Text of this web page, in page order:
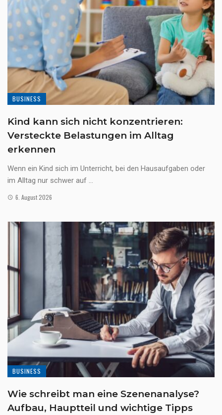
BUSINESS
Kind kann sich nicht konzentrieren:
Versteckte Belastungen im Alltag
erkennen
Wenn ein Kind sich im Unterricht, bei den Hausaufgaben oder
im Alltag nur schwer auf ...
6. August 2026
BUSINESS
Wie schreibt man eine Szenenanalyse?
Aufbau, Hauptteil und wichtige Tipps